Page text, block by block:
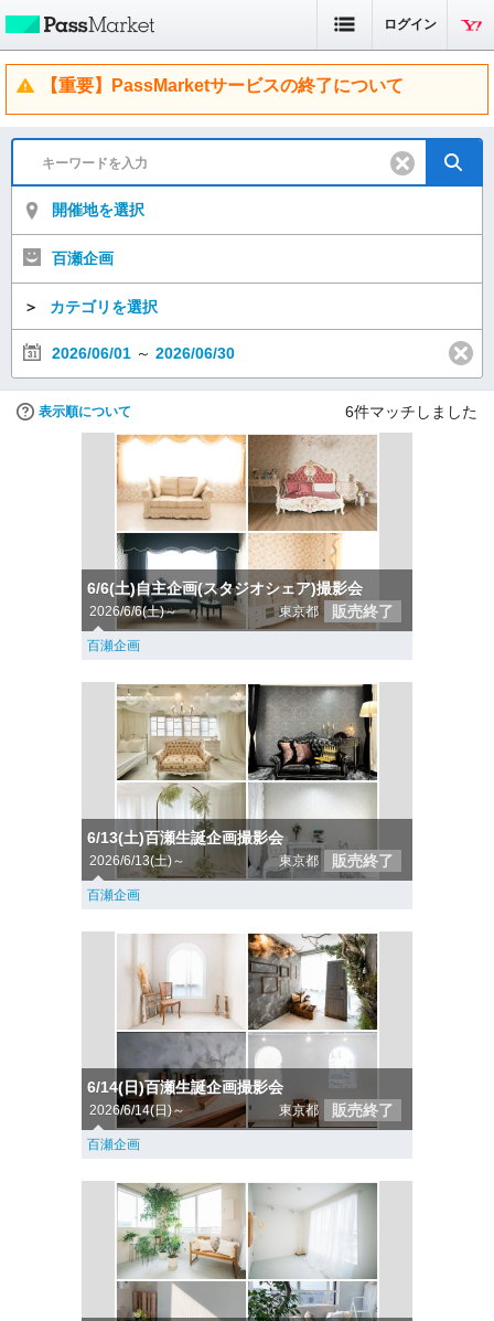
ログイン
【重要】PassMarketサービスの終了について
開催地を選択
百瀬企画
＞ カテゴリを選択
2026/06/01 ～ 2026/06/30
表示順について 6件マッチしました
6/6(土)自主企画(スタジオシェア)撮影会
2026/6/6(土)～ 東京都 販売終了
百瀬企画
6/13(土)百瀬生誕企画撮影会
2026/6/13(土)～ 東京都 販売終了
百瀬企画
6/14(日)百瀬生誕企画撮影会
2026/6/14(日)～ 東京都 販売終了
百瀬企画